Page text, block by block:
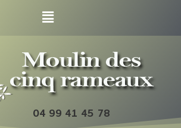
04 99 41 45 78